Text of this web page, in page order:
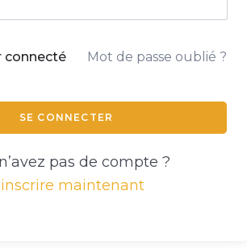
connecté Mot de passe oublié ?
SE CONNECTER
pas de compte ?
maintenant